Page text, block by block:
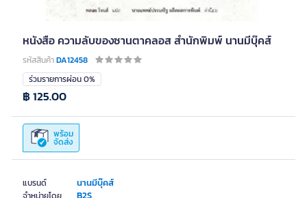
หนังสือ ความลับของซานตาคลอส สำนักพิมพ์ นานมีบุ๊คส์
รหัสสินค้าDA12458
แบรนด์ นานมีบุ๊คส์
ร่วมรายการผ่อน 0%
พร้อม
จัดส่ง
฿ 125.00